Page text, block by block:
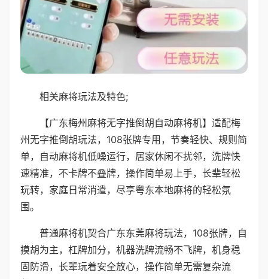
相关麻将玩法及特色;
【广东梅州麻将无字推倒胡自动麻将机】适配梅
州无字推倒胡玩法，108张牌专用，节奏轻快、规则简
单，自动麻将机低噪运行，居家休闲不扰邻，洗牌快
速精准，不卡牌不叠牌，操作简单易上手，长辈轻松
玩转，家庭日常消遣，尽享粤东本地麻将的轻松氛
围。
普通麻将机契合广东东莞麻将玩法，108张牌，自
摸胡为主，杠牌加分，机器洗牌流畅不飞牌，机身稳
固防滑，长辈玩着安全放心，操作简单无需复杂流